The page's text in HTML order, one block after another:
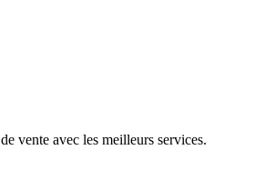
de vente avec les meilleurs services.